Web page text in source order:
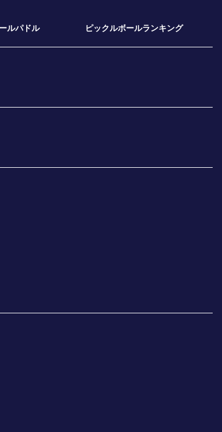
ルパドル ピックルボールランキング